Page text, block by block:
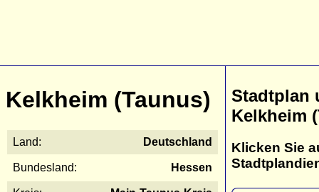
Kelkheim (Taunus)
Land: Deutschland
Bundesland: Hessen
Stadtplan
Kelkheim
Klicken Sie